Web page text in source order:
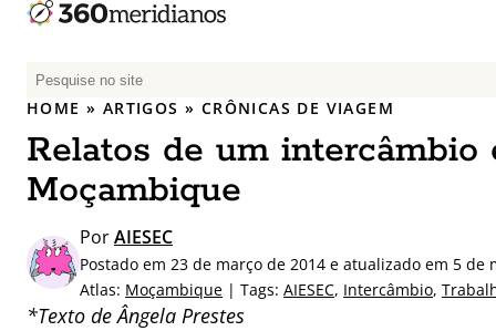
P
e
q
u
i
a
r
p
HOME » ARTIGOS » CRÔNICAS DE VIAGEM
Relatos de um intercâmbio
Moçambique
PorAIESEC
Postado em 23 de março de 2014 e atualizado em 5 de
Atlas: Moçambique | Tags: AIESEC, Intercâmbio,
*Texto de Ângela Prestes